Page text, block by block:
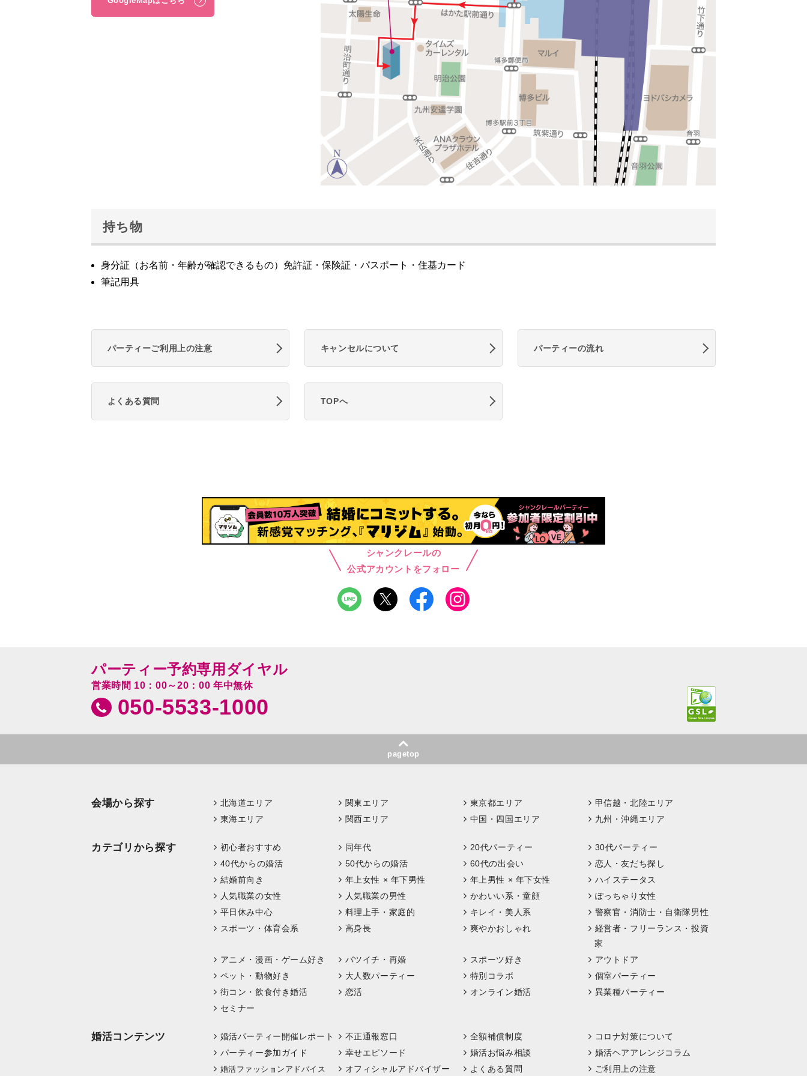
持ち物
身分証（お名前・年齢が確認できるもの）免許証・保険証・パスポート・住基カード
筆記用具
パーティーご利用上の注意 キャンセルについて パーティーの流れ
よくある質問 TOPへ
シャンクレールの
公式アカウントをフォロー
パーティー予約専用ダイヤル
営業時間 10：00～20：00 年中無休
050-5533-1000
pagetop
会場から探す 北海道エリア 関東エリア 東京都エリア
甲信越・北陸エリア
東海エリア
関西エリア 中国・四国エリア 九州・沖縄エリア
カテゴリから探す 初心者おすすめ 同年代 20代パーティー
30代パーティー
40代からの婚活
50代からの婚活 60代の出会い
恋人・友だち探し
結婚前向き
年上女性 × 年下男性 年上男性 × 年下女性
ハイステータス
人気職業の女性
人気職業の男性 かわいい系・童顔
ぽっちゃり女性
平日休み中心
料理上手・家庭的 キレイ・美人系
警察官・消防士・自衛隊男性
スポーツ・体育会系
高身長 爽やかおしゃれ
経営者・フリーランス・投資
家
アニメ・漫画・ゲーム好き
バツイチ・再婚 スポーツ好き
アウトドア
ペット・動物好き
大人数パーティー 特別コラボ
個室パーティー
街コン・飲食付き婚活
恋活 オンライン婚活
異業種パーティー
セミナー
婚活コンテンツ 婚活パーティー開催レポート 不正通報窓口 全額補償制度
コロナ対策について
パーティー参加ガイド
幸せエピソード 婚活お悩み相談 婚活ヘアアレンジコラム
婚活ファッションアドバイス オフィシャルアドバイザー よくある質問 ご利用上の注意